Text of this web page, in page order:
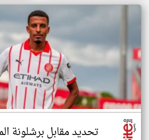
تحديد مقابل برشلونة